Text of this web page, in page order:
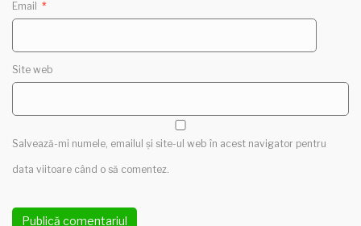
Email *
Site web
Salvează-mi numele, emailul și site-ul web în acest navigator pentru
data viitoare când o să comentez.